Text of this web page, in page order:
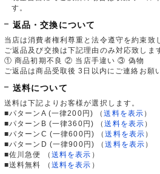
す。
返品・交換について
当店は消費者権利尊重と法令遵守を約束致
ご返品及び交換は下記理由のみ対応致しま
① 商品初期不良 ② 当店手違い ③ 偽物
ご返品は商品受取後 3日以内にご連絡お願
送料について
送料は下記よりお客様が選択します。
■パターンA (一律200円)
（送料を表示 ）
■パターンB (一律360円)
（送料を表示 ）
■パターンC (一律600円)
（送料を表示 ）
■パターンD (一律900円)
（送料を表示 ）
■佐川急便
（ 送料を表示 ）
■送料無料
（ 送料を表示 ）